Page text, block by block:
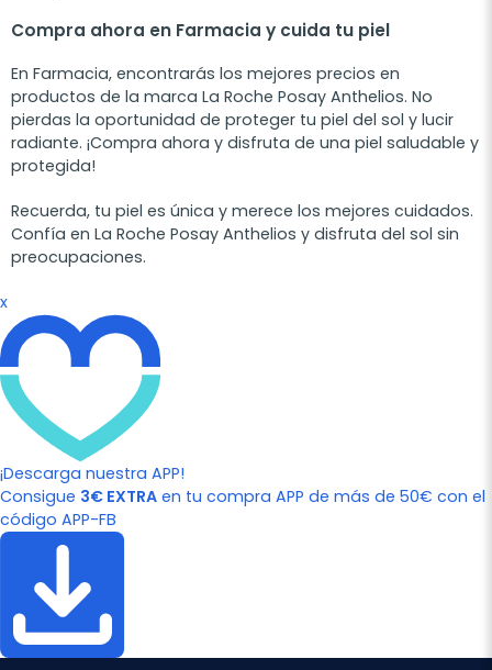
Compra ahora en Farmacia y cuida tu piel
En Farmacia, encontrarás los mejores precios en
productos de la marca La Roche Posay Anthelios. No
pierdas la oportunidad de proteger tu piel del sol y lucir
radiante. ¡Compra ahora y disfruta de una piel saludable y
protegida!
Recuerda, tu piel es única y merece los mejores cuidados.
Confía en La Roche Posay Anthelios y disfruta del sol sin
preocupaciones.
x
¡Descarga nuestra APP!
Consigue 3€ EXTRA en tu compra APP de más de 50€ con el
código APP-FB